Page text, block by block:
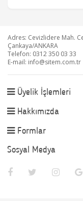
Adres: Cevizlidere Mah.
Çankaya/ANKARA
Telefon: 0312 350 03 33
E-mail: info@sitem.com.tr
Üyelik İşlemleri
Hakkımızda
Formlar
Sosyal Medya